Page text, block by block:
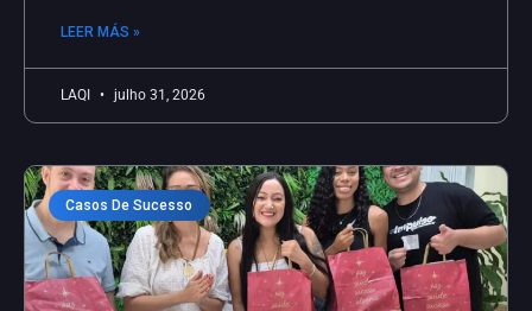
LEER MÁS »
LAQI julho 31, 2026
Casos De Sucesso